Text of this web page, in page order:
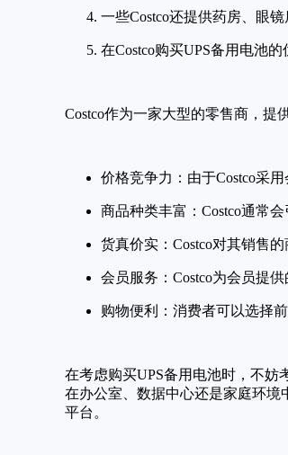
一些Costco还提供药房、眼
在Costco购买UPS备用电池的
Costco作为一家大型的零售商，提
价格竞争力：由于Costco采
商品种类丰富：Costco通常
货真价实：Costco对其销售
会员服务：Costco为会员提
购物便利：消费者可以选择
在考虑购买UPS备用电池时，不妨
在办公室、数据中心还是家庭环境
平台。